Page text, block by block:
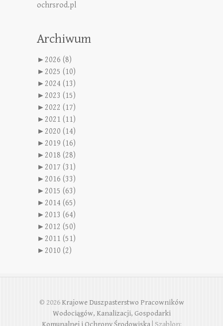
ochrsrod.pl
Archiwum
►2026 (8)
►2025 (10)
►2024 (13)
►2023 (15)
►2022 (17)
►2021 (11)
►2020 (14)
►2019 (16)
►2018 (28)
►2017 (31)
►2016 (33)
►2015 (63)
►2014 (65)
►2013 (64)
►2012 (50)
►2011 (51)
►2010 (2)
© 2026 Krajowe Duszpasterstwo Pracowników
Wodociągów, Kanalizacji, Gospodarki